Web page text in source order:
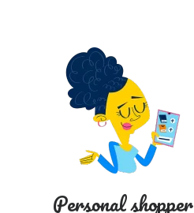
Personal shopper